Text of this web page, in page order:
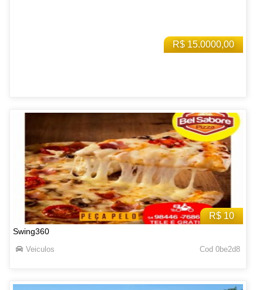
R$ 15.0000,00
R$ 10
Swing360
Veiculos Cod 0be2d8